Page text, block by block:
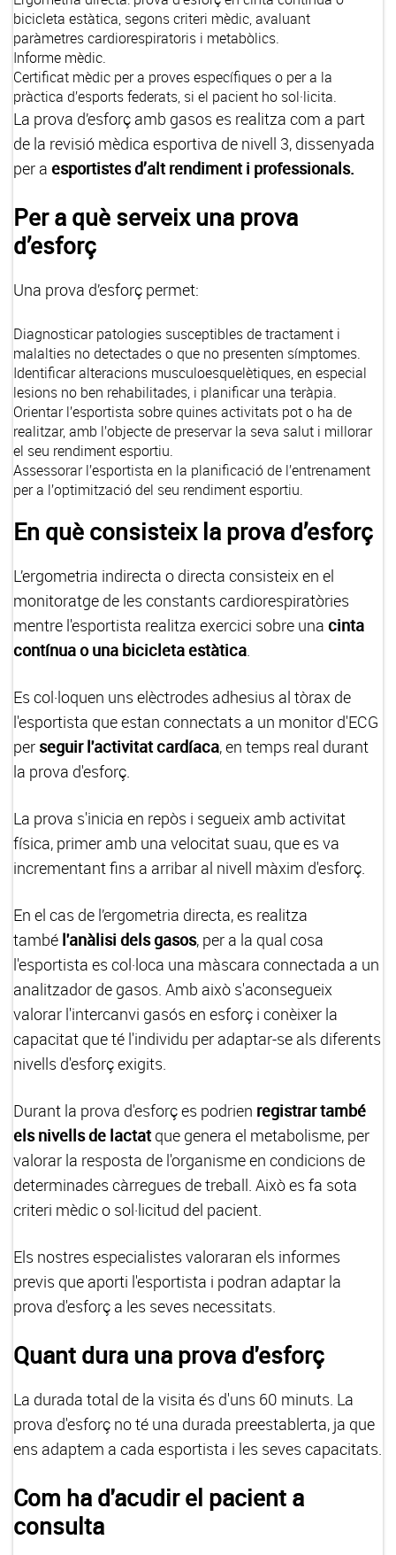
bicicleta estàtica, segons criteri mèdic, avaluant
paràmetres cardiorespiratoris i metabòlics.
Informe mèdic.
Certificat mèdic per a proves específiques o per a la
pràctica d’esports federats, si el pacient ho sol·licita.
La prova d’esforç amb gasos es realitza com a part
de la revisió mèdica esportiva de nivell 3, dissenyada
per a esportistes d’alt rendiment i professionals.
Per a què serveix una prova
d’esforç
Una prova d’esforç permet:
Diagnosticar patologies susceptibles de tractament i
malalties no detectades o que no presenten símptomes.
Identificar alteracions musculoesquelètiques, en especial
lesions no ben rehabilitades, i planificar una teràpia.
Orientar l’esportista sobre quines activitats pot o ha de
realitzar, amb l’objecte de preservar la seva salut i millorar
el seu rendiment esportiu.
Assessorar l’esportista en la planificació de l’entrenament
per a l’optimització del seu rendiment esportiu.
En què consisteix la prova d’esforç
L’ergometria indirecta o directa consisteix en el
monitoratge de les constants cardiorespiratòries
mentre l'esportista realitza exercici sobre una cinta
contínua o una bicicleta estàtica.
Es col·loquen uns elèctrodes adhesius al tòrax de
l'esportista que estan connectats a un monitor d'ECG
per seguir l'activitat cardíaca, en temps real durant
la prova d'esforç.
La prova s'inicia en repòs i segueix amb activitat
física, primer amb una velocitat suau, que es va
incrementant fins a arribar al nivell màxim d'esforç.
En el cas de l’ergometria directa, es realitza
també l'anàlisi dels gasos, per a la qual cosa
l'esportista es col·loca una màscara connectada a un
analitzador de gasos. Amb això s'aconsegueix
valorar l'intercanvi gasós en esforç i conèixer la
capacitat que té l'individu per adaptar-se als diferents
nivells d'esforç exigits.
Durant la prova d'esforç es podrien registrar també
els nivells de lactatque genera el metabolisme, per
valorar la resposta de l'organisme en condicions de
determinades càrregues de treball. Això es fa sota
criteri mèdic o sol·licitud del pacient.
Els nostres especialistes valoraran els informes
previs que aporti l'esportista i podran adaptar la
prova d'esforç a les seves necessitats.
Quant dura una prova d'esforç
La durada total de la visita és d'uns 60 minuts. La
prova d'esforç no té una durada preestablerta, ja que
ens adaptem a cada esportista i les seves capacitats.
Com ha d'acudir el pacient a
consulta